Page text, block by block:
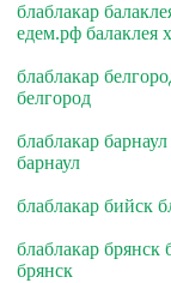
блаблакар
едем.рф балаклея
блаблакар
белгород
блаблакар
барнаул
блаблакар бийск
блаблакар брянск
брянск